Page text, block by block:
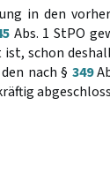
in den
Abs. 1 StPO
schon
nach § 349